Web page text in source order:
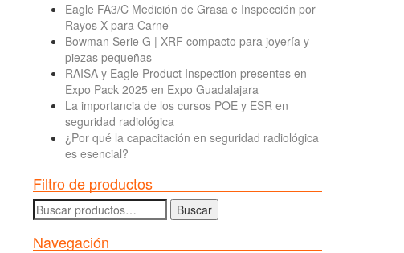
Eagle FA3/C Medición de Grasa e Inspección por
Rayos X para Carne
Bowman Serie G | XRF compacto para joyería y
piezas pequeñas
RAISA y Eagle Product Inspection presentes en
Expo Pack 2025 en Expo Guadalajara
La importancia de los cursos POE y ESR en
seguridad radiológica
¿Por qué la capacitación en seguridad radiológica
es esencial?
Filtro de productos
Buscar
por:
Buscar
Navegación